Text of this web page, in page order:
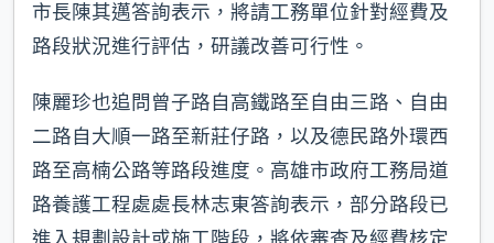
市長陳其邁答詢表示，將請工務單位針對經費及
路段狀況進行評估，研議改善可行性。
陳麗珍也追問曾子路自高鐵路至自由三路、自由
二路自大順一路至新莊仔路，以及德民路外環西
路至高楠公路等路段進度。高雄市政府工務局道
路養護工程處處長林志東答詢表示，部分路段已